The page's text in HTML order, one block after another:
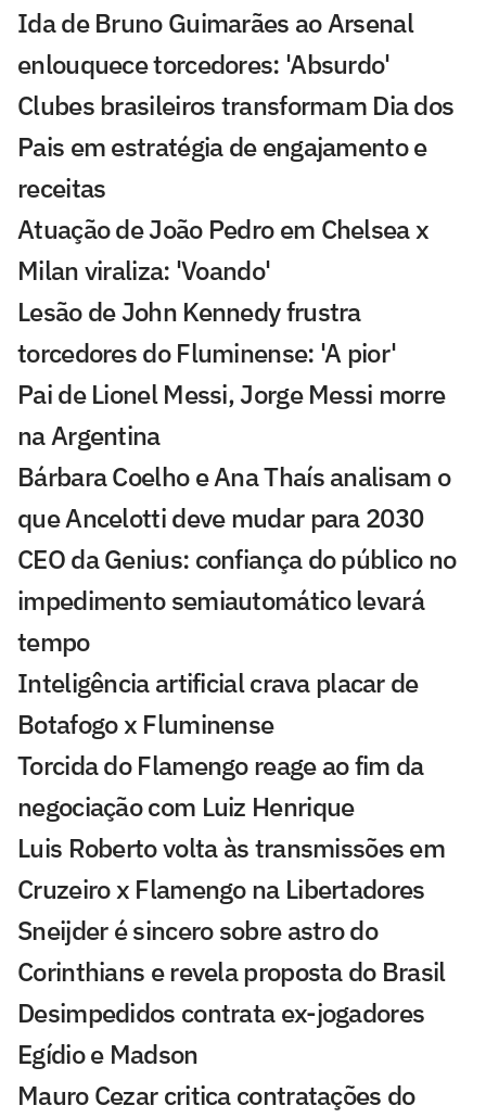
Ida de Bruno Guimarães ao Arsenal
enlouquece torcedores: 'Absurdo'
Clubes brasileiros transformam Dia dos
Pais em estratégia de engajamento e
receitas
Atuação de João Pedro em Chelsea x
Milan viraliza: 'Voando'
Lesão de John Kennedy frustra
torcedores do Fluminense: 'A pior'
Pai de Lionel Messi, Jorge Messi morre
na Argentina
Bárbara Coelho e Ana Thaís analisam o
que Ancelotti deve mudar para 2030
CEO da Genius: confiança do público no
impedimento semiautomático levará
tempo
Inteligência artificial crava placar de
Botafogo x Fluminense
Torcida do Flamengo reage ao fim da
negociação com Luiz Henrique
Luis Roberto volta às transmissões em
Cruzeiro x Flamengo na Libertadores
Sneijder é sincero sobre astro do
Corinthians e revela proposta do Brasil
Desimpedidos contrata ex-jogadores
Egídio e Madson
Mauro Cezar critica contratações do